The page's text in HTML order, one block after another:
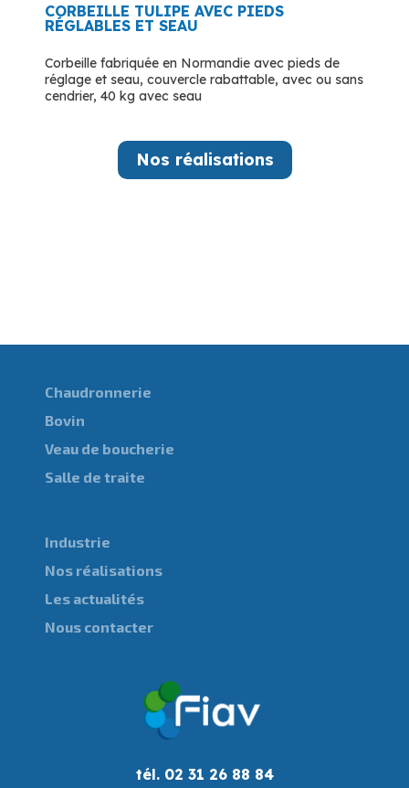
CORBEILLE TULIPE AVEC PIEDS
RÉGLABLES ET SEAU
Corbeille fabriquée en Normandie avec pieds de
réglage et seau, couvercle rabattable, avec ou sans
cendrier, 40 kg avec seau
Nos réalisations
Chaudronnerie
Bovin
Veau de boucherie
Salle de traite
Industrie
Nos réalisations
Les actualités
Nous contacter
tél. 02 31 26 88 84